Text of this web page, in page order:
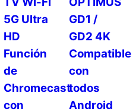
5G Ultra
HD
Función
de
Chromecast
con
GD1 /
GD2 4K
Compatible
con
todos
Android